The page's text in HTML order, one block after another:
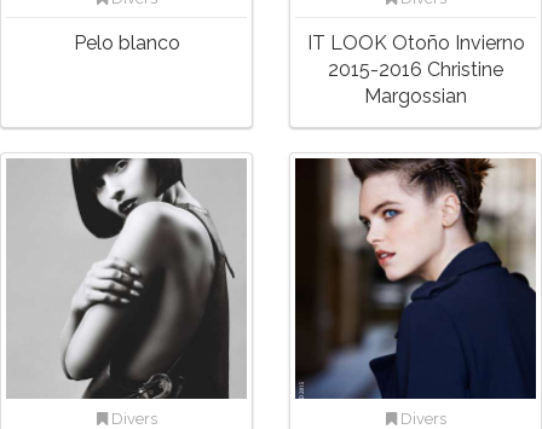
Pelo blanco
IT LOOK Otoño Invierno
2015-2016 Christine
Margossian
Divers Divers